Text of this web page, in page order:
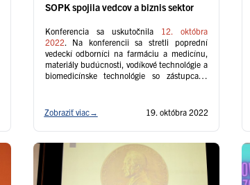
SOPK spojila vedcov a biznis sektor
Konferencia sa uskutočnila 12. októbra
2022. Na konferencii sa stretli poprední
vedeckí odborníci na farmáciu a medicínu,
materiály budúcnosti, vodíkové technológie a
biomedicínske technológie so zástupcami
Zobraziť viac→ 19. októbra 2022